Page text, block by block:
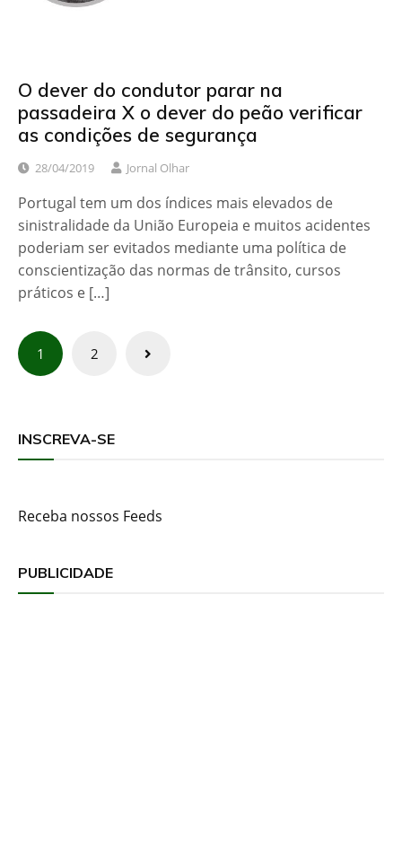
O dever do condutor parar na
passadeira X o dever do peão verificar
as condições de segurança
28/04/2019 Jornal Olhar
Portugal tem um dos índices mais elevados de
sinistralidade da União Europeia e muitos acidentes
poderiam ser evitados mediante uma política de
conscientização das normas de trânsito, cursos
práticos e […]
Paginação
de
1 2
INSCREVA-SE
Receba nossos Feeds
PUBLICIDADE